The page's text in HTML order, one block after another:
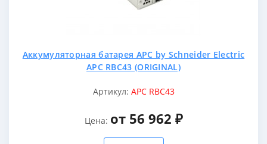
Аккумуляторная батарея APC by Schneider Electric
APC RBC43 (ORIGINAL)
Артикул: APC RBC43
Цена: от 56 962 ₽